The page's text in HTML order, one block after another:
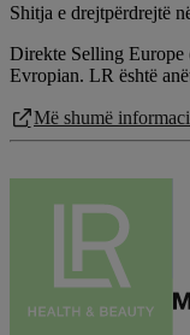
Shitja e drejtpërdrejtë
Direkte Selling Europe
Evropian. LR është
Më shumë